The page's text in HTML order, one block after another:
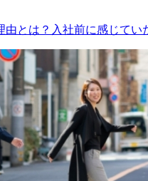
とは？入社前に感じてい